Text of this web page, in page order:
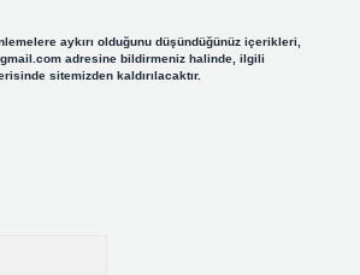
aykırı olduğunu düşündüğünüz içerikleri,
adresine bildirmeniz halinde, ilgili
sitemizden kaldırılacaktır.